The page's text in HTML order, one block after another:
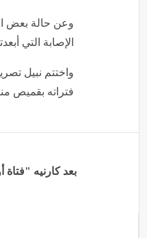
وعن حالة بعض
الإصابة التي
واختتم نبيل
فتراته بقميص
بعد كارنيه "فتاة